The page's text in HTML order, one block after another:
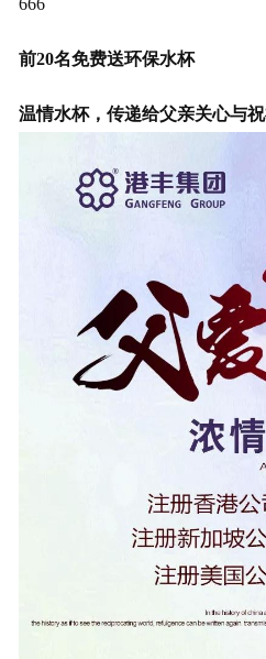
666
前20名免费送环保水杯
温情水杯，传递给父亲关心与